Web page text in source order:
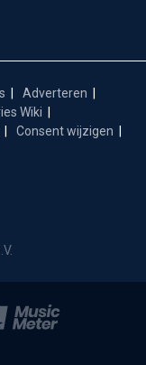
Adverteren
Wiki
Consent wijzigen